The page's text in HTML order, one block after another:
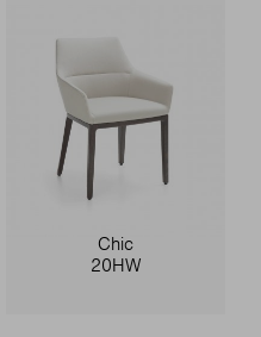
Chic
20HW